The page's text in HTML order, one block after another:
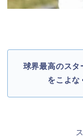
球界最高のスタ
をこよな